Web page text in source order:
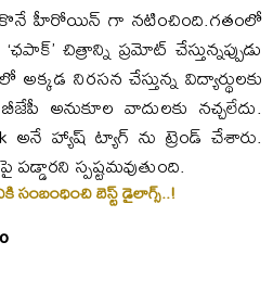
హీరోయిన్ గా నటించింది.గతంలో
చిత్రాన్ని ప్రమోట్ చేస్తున్నప్పుడు
నిర‌స‌న చేస్తున్న విద్యార్థులకు
అనుకూల వాదుల‌కు నచ్చలేదు.
అనే హ్యాష్ ట్యాగ్ ను ట్రెండ్ చేశారు.
స్పష్టమవుతుంది.
సంబంధించి బెస్ట్ డైలాగ్స్..!